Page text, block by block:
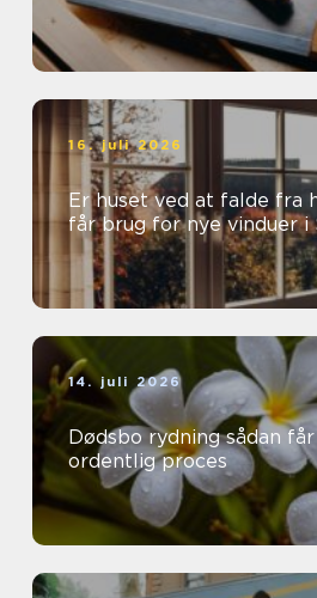
16. juli 2026
Er huset ved at falde fra
får brug for nye vinduer i
14. juli 2026
Dødsbo rydning sådan får du en tryg og
ordentlig proces